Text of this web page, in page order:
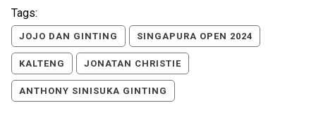
Tags:
JOJO DAN GINTING SINGAPURA OPEN 2024
KALTENG JONATAN CHRISTIE
ANTHONY SINISUKA GINTING